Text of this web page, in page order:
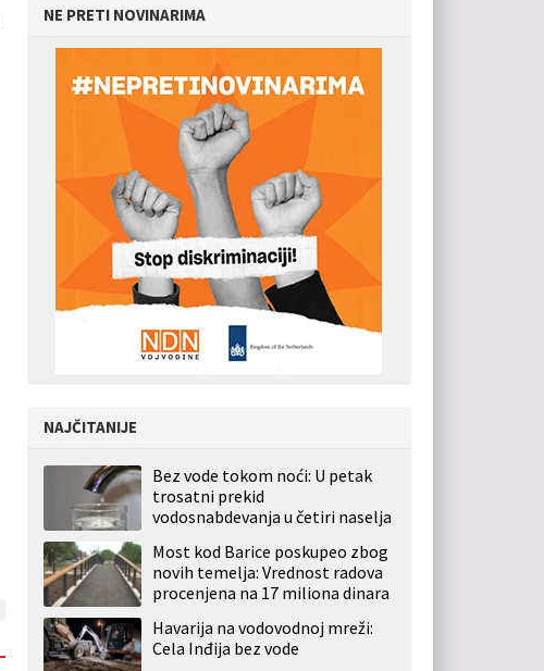
NE PRETI NOVINARIMA
NAJČITANIJE
Bez vode tokom noći: U petak
trosatni prekid
vodosnabdevanja u četiri naselja
Most kod Barice poskupeo zbog
novih temelja: Vrednost radova
procenjena na 17 miliona dinara
Havarija na vodovodnoj mreži:
Cela Inđija bez vode